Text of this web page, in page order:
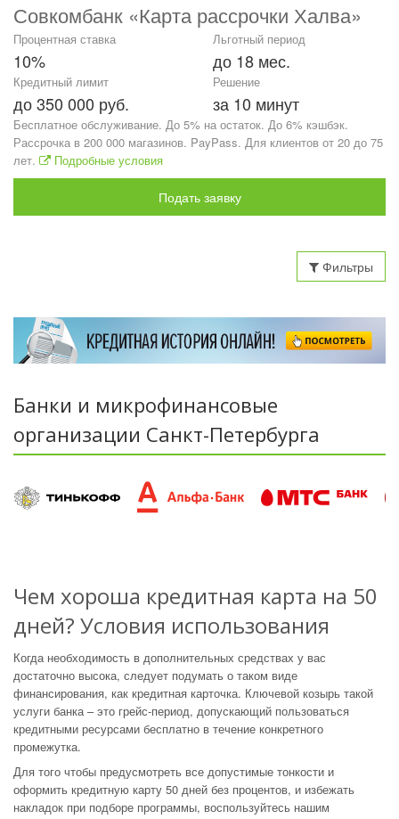
Совкомбанк «Карта рассрочки Халва»
Процентная ставка
10%
Льготный период
до 18 мес.
Кредитный лимит
до 350 000 руб.
Решение
за 10 минут
Бесплатное обслуживание. До 5% на остаток. До 6% кэшбэк.
Рассрочка в 200 000 магазинов. PayPass. Для клиентов от 20 до 75
лет.
Подробные условия
Подать заявку
Фильтры
Банки и микрофинансовые
организации Санкт-Петербурга
Чем хороша кредитная карта на 50
дней? Условия использования
Когда необходимость в дополнительных средствах у вас
достаточно высока, следует подумать о таком виде
финансирования, как кредитная карточка. Ключевой козырь такой
услуги банка – это грейс-период, допускающий пользоваться
кредитными ресурсами бесплатно в течение конкретного
промежутка.
Для того чтобы предусмотреть все допустимые тонкости и
оформить кредитную карту 50 дней без процентов, и избежать
накладок при подборе программы, воспользуйтесь нашим